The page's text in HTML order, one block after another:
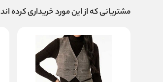
مشتریانی که از این مورد خریداری کرده اند